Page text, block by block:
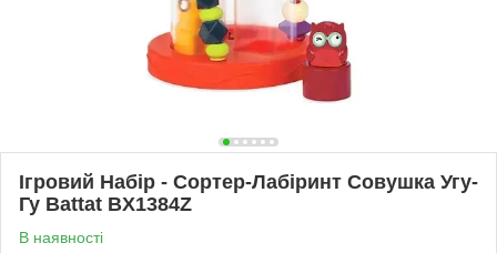
Ігровий Набір - Сортер-Лабіринт Совушка Угу-
Гу Battat BX1384Z
В наявності